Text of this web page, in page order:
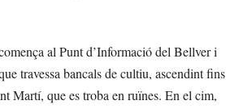
al Punt d’Informació del Bellver i
travessa bancals de cultiu, ascendint fins
Martí, que es troba en ruïnes. En el cim,